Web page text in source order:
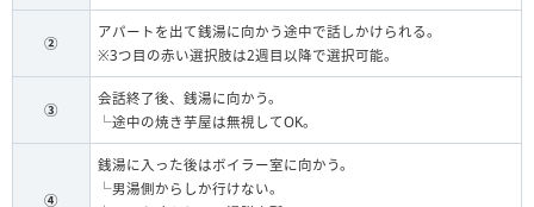
②
アパートを出て銭湯に向かう途中で話しかけられる。
※3つ目の赤い選択肢は2週目以降で選択可能。
③
会話終了後、銭湯に向かう。
└途中の焼き芋屋は無視してOK。
④
銭湯に入った後はボイラー室に向かう。
└男湯側からしか行けない。